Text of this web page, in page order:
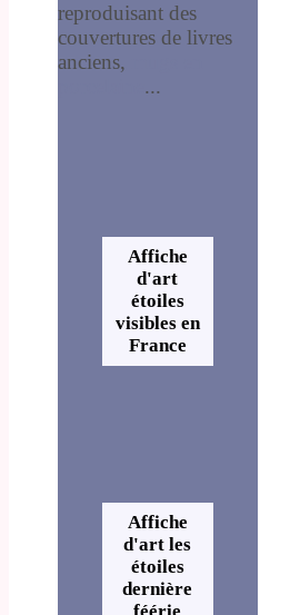
reproduisant des
couvertures de livres
anciens,
...
Affiche
d'art
étoiles
visibles en
France
Affiche
d'art les
étoiles
dernière